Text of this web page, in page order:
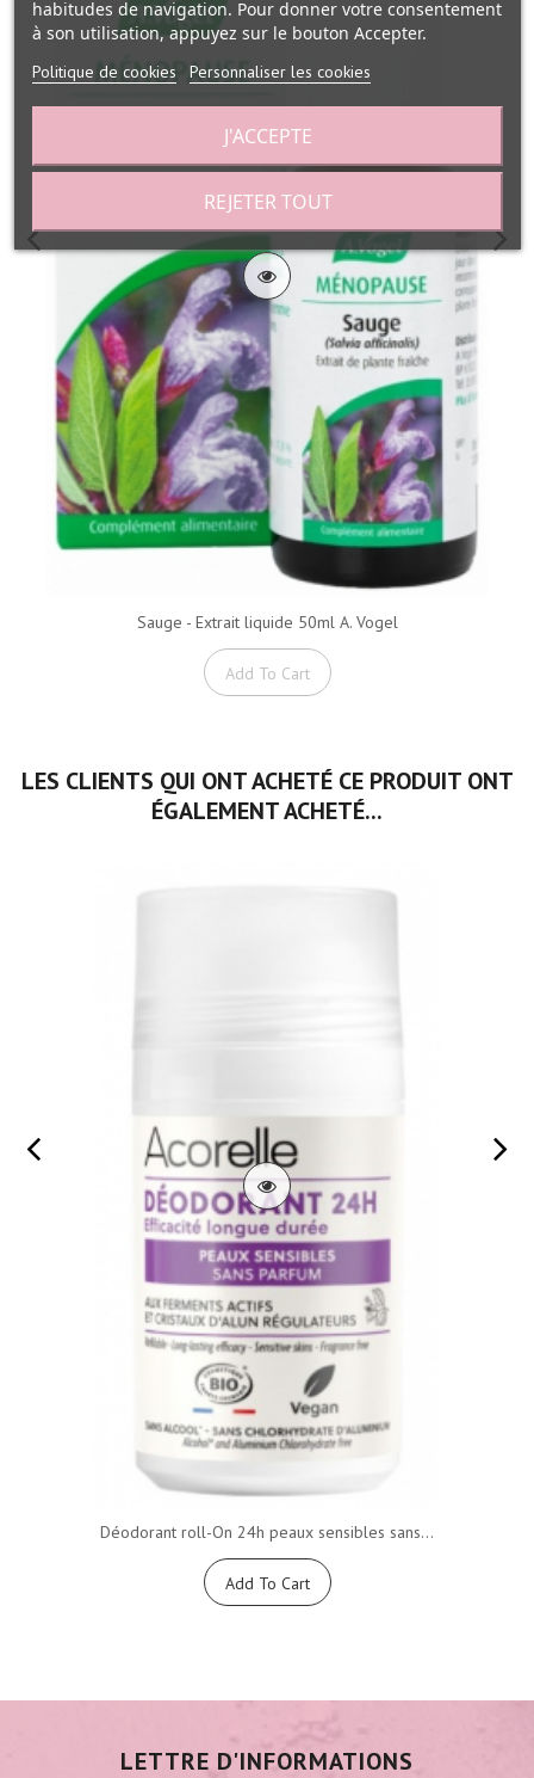
Sauge - Extrait liquide 50ml A. Vogel
Add To Cart
LES CLIENTS QUI ONT ACHETÉ CE PRODUIT ONT
ÉGALEMENT ACHETÉ...
Déodorant roll-On 24h peaux sensibles sans...
Add To Cart
LETTRE D'INFORMATIONS
habitudes de navigation. Pour donner votre consentement
à son utilisation, appuyez sur le bouton Accepter.
Politique de cookies Personnaliser les cookies
REJETER TOUT
J'ACCEPTE